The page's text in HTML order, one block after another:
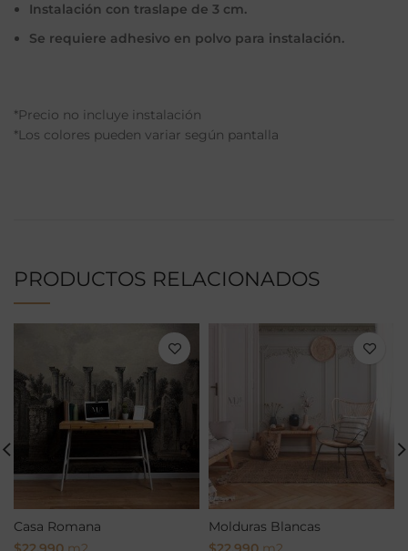
Instalación con traslape de 3 cm.
Se requiere adhesivo en polvo para instalación.
*Precio no incluye instalación
*Los colores pueden variar según pantalla
PRODUCTOS RELACIONADOS
Casa Romana
Molduras Blancas